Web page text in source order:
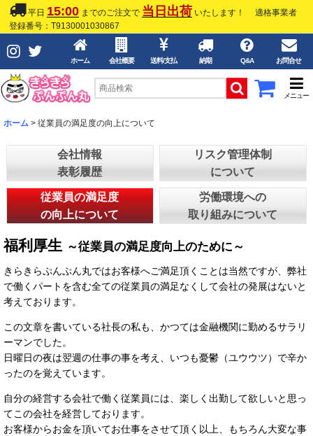
平日 15:00 までのご注文で 当日出荷 いたします！
適格事業者
登録番号：T9130001030867
ホーム 会社概要 送料/支払 納期 Q&A お問合せ
メニュー
ホーム > 従業員の満足度の向上について
会社情報
表彰履歴
リスク管理体制
について
従業員の満足度
の向上について
労働環境への
取り組みについて
福利厚生 ～従業員の満足度向上のために～
きらきらぷんぷん丸ではお客様へご満足頂くことは当然ですが、弊社
で働くパートを含む全ての従業員の満足なくして会社の発展はないと
考えております。
この文章を書いている社長の私も、かつては金融機関に勤めるサラリ
ーマンでした。
日曜日の夜は翌週の仕事の事を考え、いつも憂鬱（ユウウツ）で辛か
ったのを覚えています。
自分の経営する会社で働く従業員には、楽しく出勤して欲しいと思っ
てこの会社を経営しております。
お客様からお金を頂いてお仕事をさせて頂く以上、もちろん大変な事